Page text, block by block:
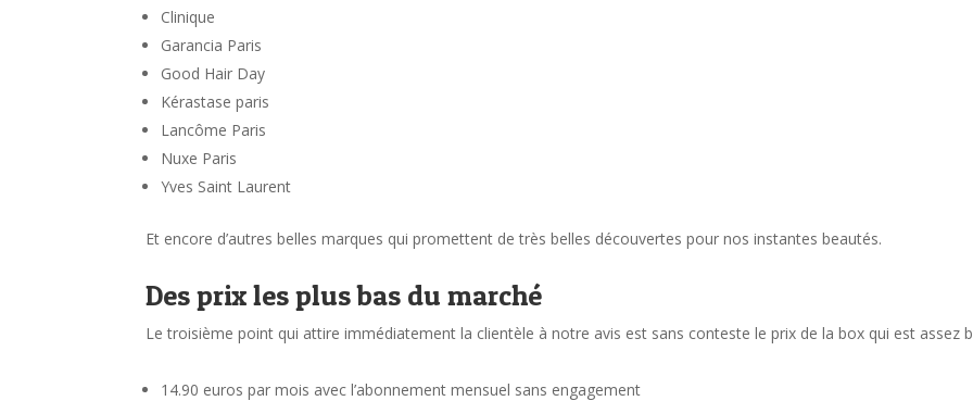
Clinique
Garancia Paris
Good Hair Day
Kérastase paris
Lancôme Paris
Nuxe Paris
Yves Saint Laurent
Et encore d’autres belles marques qui promettent de très belles découvertes pour nos instantes beautés.
Des prix les plus bas du marché
Le troisième point qui attire immédiatement la clientèle à notre avis est sans conteste le prix de la box qui est assez
14.90 euros par mois avec l’abonnement mensuel sans engagement